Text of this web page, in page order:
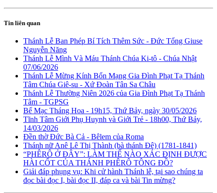
Tin liên quan
Thánh Lễ Ban Phép Bí Tích Thêm Sức - Đức Tổng Giuse
Nguyễn Năng
Thánh Lễ Mình Và Máu Thánh Chúa Ki-tô - Chúa Nhật
07/06/2026
Thánh Lễ Mừng Kính Bổn Mạng Gia Đình Phạt Tạ Thánh
Tâm Chúa Giê-su - Xứ Đoàn Tân Sa Châu
Thánh Lễ Thường Niên 2026 của Gia Đình Phạt Tạ Thánh
Tâm - TGPSG
Bế Mạc Tháng Hoa - 19h15, Thứ Bảy, ngày 30/05/2026
Tĩnh Tâm Giới Phụ Huynh và Giới Trẻ - 18h00, Thứ Bảy,
14/03/2026
Đền thờ Đức Bà Cả - Bêlem của Roma
Thánh nữ Anê Lê Thị Thành (bà thánh Đê) (1781-1841)
“PHÊRÔ Ở ĐÂY”: LÀM THẾ NÀO XÁC ĐỊNH ĐƯỢC
HÀI CỐT CỦA THÁNH PHÊRÔ TÔNG ĐỒ?
Giải đáp phụng vụ: Khi cử hành Thánh lễ, tại sao chúng ta
đọc bài đọc I, bài đọc II, đáp ca và bài Tin mừng?